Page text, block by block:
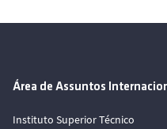
Área de Assuntos
Instituto Superior Técnico